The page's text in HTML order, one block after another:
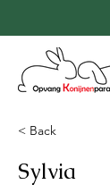
< Back
Sylvia